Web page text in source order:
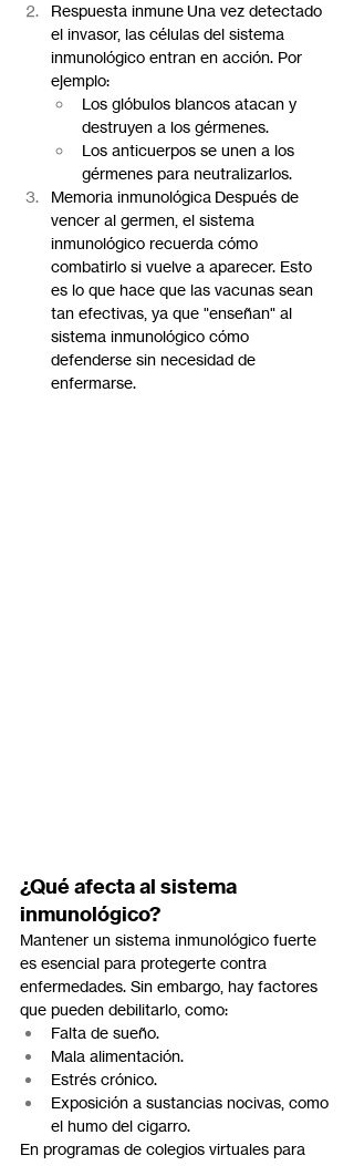
Respuesta inmune Una vez detectado
el invasor, las células del sistema
inmunológico entran en acción. Por
ejemplo:
Los glóbulos blancos atacan y
destruyen a los gérmenes.
Los anticuerpos se unen a los
gérmenes para neutralizarlos.
Memoria inmunológica Después de
vencer al germen, el sistema
inmunológico recuerda cómo
combatirlo si vuelve a aparecer. Esto
es lo que hace que las vacunas sean
tan efectivas, ya que "enseñan" al
sistema inmunológico cómo
defenderse sin necesidad de
enfermarse.
¿Qué afecta al sistema
inmunológico?
Mantener un sistema inmunológico fuerte
es esencial para protegerte contra
enfermedades. Sin embargo, hay factores
que pueden debilitarlo, como:
Falta de sueño.
Mala alimentación.
Estrés crónico.
Exposición a sustancias nocivas, como
el humo del cigarro.
En programas de colegios virtuales para